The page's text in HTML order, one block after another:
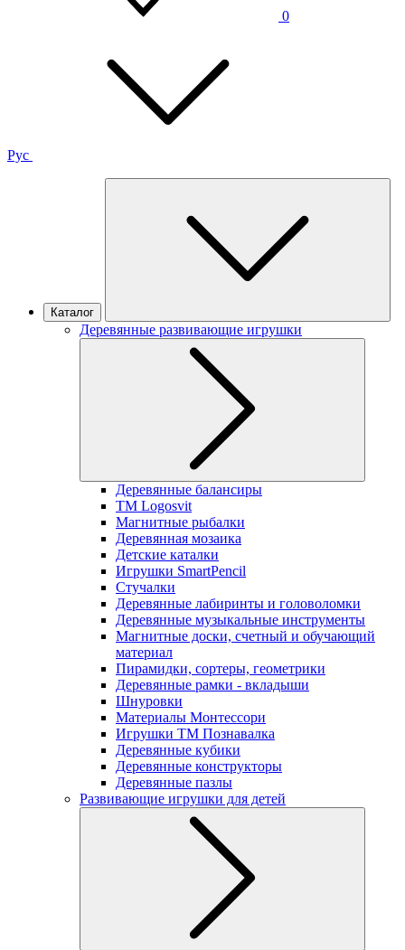
0
Рус
Каталог
Деревянные развивающие игрушки
Деревянные балансиры
TM Logosvit
Магнитные рыбалки
Деревянная мозаика
Детские каталки
Игрушки SmartPencil
Стучалки
Деревянные лабиринты и головоломки
Деревянные музыкальные инструменты
Магнитные доски, счетный и обучающий
материал
Пирамидки, сортеры, геометрики
Деревянные рамки - вкладыши
Шнуровки
Материалы Монтессори
Игрушки ТМ Познавалка
Деревянные кубики
Деревянные конструкторы
Деревянные пазлы
Развивающие игрушки для детей